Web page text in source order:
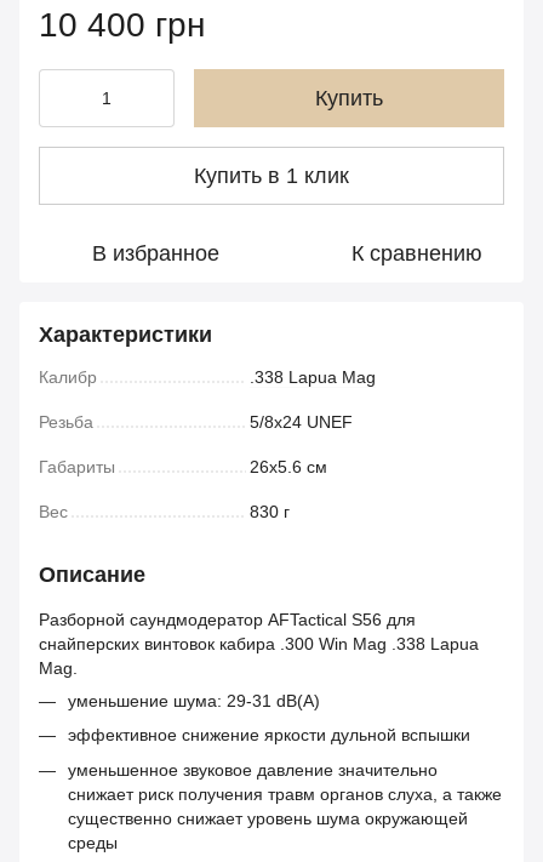
10 400 грн
Купить
Купить в 1 клик
В избранное К сравнению
Характеристики
Калибр .338 Lapua Mag
Резьба 5/8x24 UNEF
Габариты 26х5.6 см
Вес 830 г
Описание
Разборной саундмодератор AFTactical S56 для
снайперских винтовок кабира .300 Win Mag .338 Lapua
Mag.
уменьшение шума: 29-31 dB(A)
эффективное снижение яркости дульной вспышки
уменьшенное звуковое давление значительно
снижает риск получения травм органов слуха, а также
существенно снижает уровень шума окружающей
среды